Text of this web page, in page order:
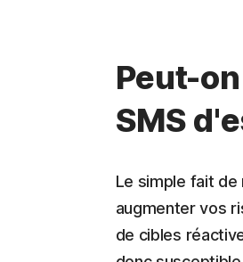
Peut-
SMS
Le simple fait de
augmenter vos
de cibles